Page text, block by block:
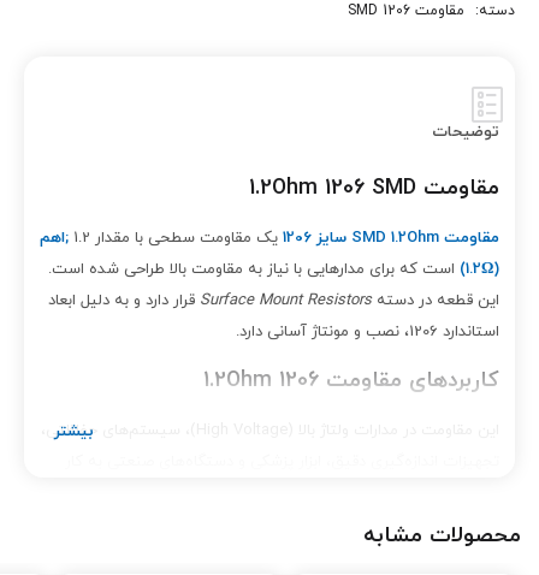
دسته: مقاومت 1206 SMD
توضیحات
مقاومت 1.2Ohm 1206 SMD
مقاومت SMD 1.2Ohm سایز 1206 یک مقاومت سطحی با مقدار 1.2 ;اهم
(1.2
Ω)
است که برای مدارهایی با نیاز به مقاومت بالا طراحی شده است.
این قطعه در دستهSurface Mount Resistors قرار دارد و به دلیل ابعاد
استاندارد 1206، نصب و مونتاژ آسانی دارد.
کاربردهای مقاومت 1.2Ohm 1206
این مقاومت در مدارات ولتاژ بالا (High Voltage)، سیستم‌های حفاظتی،
مهم آن است.
محصولات مشابه